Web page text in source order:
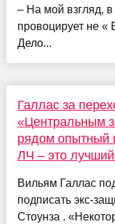
– На мой взгляд,
провоцирует не «
Дело...
Галлас за
«Центральным
рядом опытный
ЛЧ – это
Вильям Галлас
подписать экс-
Стоунза .